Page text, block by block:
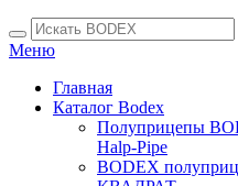
Меню
Главная
Каталог Bodex
Полуприцепы
Нalp-Pipe
BODEX